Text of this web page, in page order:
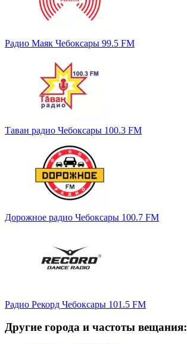
Радио Маяк Чебоксары 99.5 FM
Таван радио Чебоксары 100.3 FM
Дорожное радио Чебоксары 100.7 FM
Радио Рекорд Чебоксары 101.5 FM
Другие города и частоты вещания: